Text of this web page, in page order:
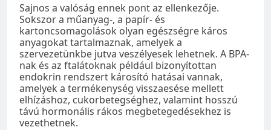
Sajnos a valóság ennek pont az ellenkezője.
Sokszor a műanyag-, a papír- és
kartoncsomagolások olyan egészségre káros
anyagokat tartalmaznak, amelyek a
szervezetünkbe jutva veszélyesek lehetnek. A BPA-
nak és az ftalátoknak például bizonyítottan
endokrin rendszert károsító hatásai vannak,
amelyek a termékenység visszaesése mellett
elhízáshoz, cukorbetegséghez, valamint hosszú
távú hormonális rákos megbetegedésekhez is
vezethetnek.